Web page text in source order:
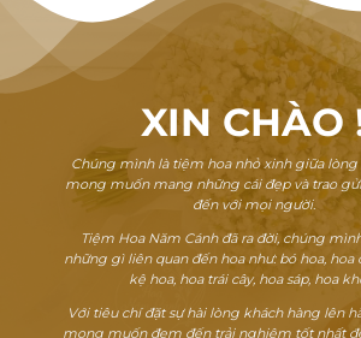
XIN CHÀO
Chúng mình là tiệm hoa nhỏ xinh giữa lòng
mong muốn mang những cái đẹp và trao
đến với mọi người.
Tiệm Hoa Năm Cánh đã ra đời, chúng
những gì liên quan đến hoa như: bó hoa, hoa
kệ hoa, hoa trái cây, hoa sáp, hoa
Với tiêu chí đặt sự hài lòng khách hàng lên
mong muốn đem đến trải nghiệm tốt nhất